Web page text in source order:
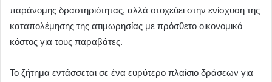
παράνομης δραστηριότητας, αλλά στοχεύει στην ενίσχυση της
καταπολέμησης της ατιμωρησίας με πρόσθετο οικονομικό
κόστος για τους παραβάτες.
Το ζήτημα εντάσσεται σε ένα ευρύτερο πλαίσιο δράσεων για